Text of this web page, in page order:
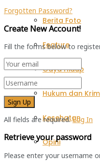
Berita Foto
Feature
Gaya Hidup
Hukum dan
Kesehatan
Opini
Forgotten Password?
Create New Account!
Fill the forms below to
All fields are required. Log In
Retrieve your password
Please enter your username